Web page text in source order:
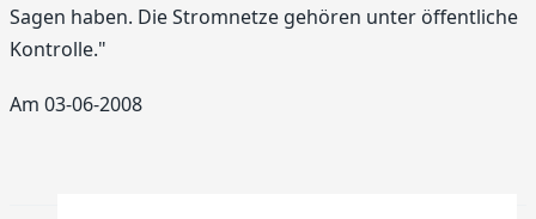
Sagen haben. Die Stromnetze gehören unter öffentliche
Kontrolle."
Am 03-06-2008